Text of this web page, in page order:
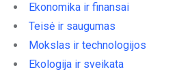
Ekonomika ir finansai
Teisė ir saugumas
Mokslas ir technologijos
Ekologija ir sveikata